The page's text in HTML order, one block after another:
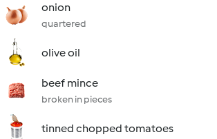
onion
quartered
olive oil
beef mince
broken in pieces
tinned chopped tomatoes